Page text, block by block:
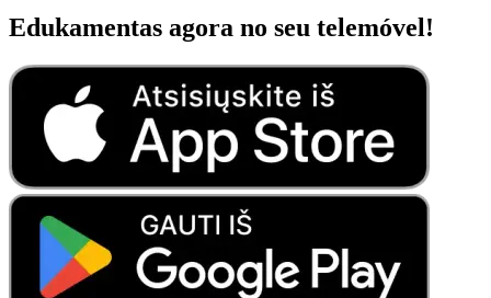
Edukamentas agora no seu telemóvel!